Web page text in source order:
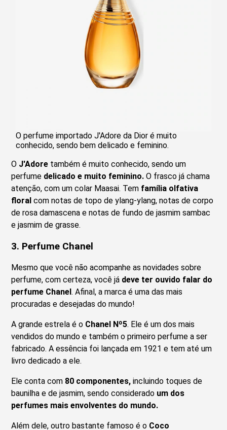
O perfume importado J'Adore da Dior é muito
conhecido, sendo bem delicado e feminino.
O J'Adore também é muito conhecido, sendo um
perfume delicado e muito feminino.O frasco já chama
atenção, com um colar Maasai. Tem família olfativa
floral com notas de topo de ylang-ylang, notas de corpo
de rosa damascena e notas de fundo de jasmim sambac
e jasmim de grasse.
3. Perfume Chanel
Mesmo que você não acompanhe as novidades sobre
perfume, com certeza, você já deve ter ouvido falar do
perfume Chanel. Afinal, a marca é uma das mais
procuradas e desejadas do mundo!
A grande estrela é o Chanel Nº5. Ele é um dos mais
vendidos do mundo e também o primeiro perfume a ser
fabricado. A essência foi lançada em 1921 e tem até um
livro dedicado a ele.
Ele conta com 80 componentes, incluindo toques de
baunilha e de jasmim, sendo considerado um dos
perfumes mais envolventes do mundo.
Além dele, outro bastante famoso é o Coco